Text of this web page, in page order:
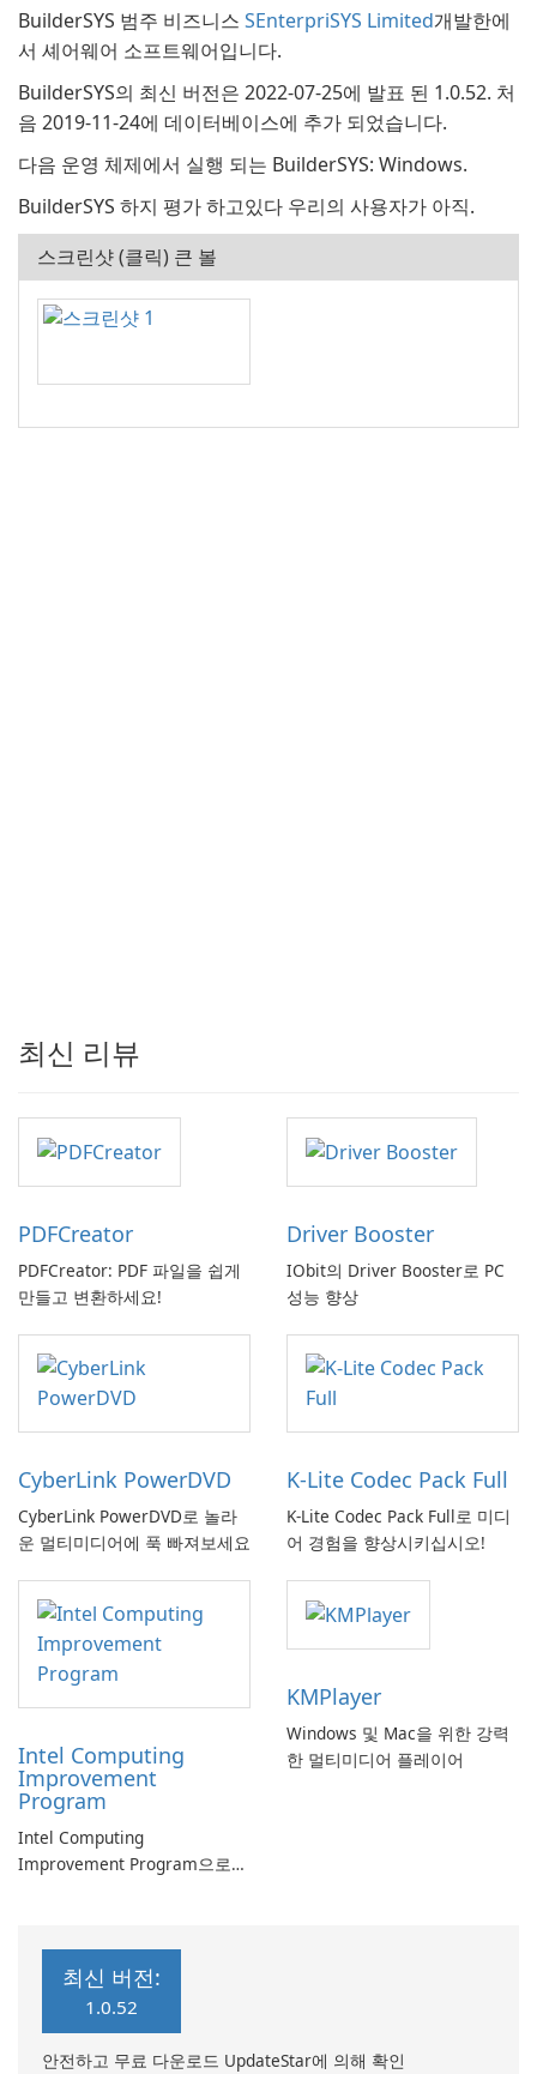
BuilderSYS 범주 비즈니스 SEnterpriSYS Limited개발한에
서 셰어웨어 소프트웨어입니다.
BuilderSYS의 최신 버전은 2022-07-25에 발표 된 1.0.52. 처
음 2019-11-24에 데이터베이스에 추가 되었습니다.
다음 운영 체제에서 실행 되는 BuilderSYS: Windows.
BuilderSYS 하지 평가 하고있다 우리의 사용자가 아직.
스크린샷 (클릭) 큰 볼
최신 리뷰
PDFCreator
PDFCreator: PDF 파일을 쉽게
만들고 변환하세요!
Driver Booster
IObit의 Driver Booster로 PC
성능 향상
CyberLink PowerDVD
CyberLink PowerDVD로 놀라
운 멀티미디어에 푹 빠져보세요
K-Lite Codec Pack Full
K-Lite Codec Pack Full로 미디
어 경험을 향상시키십시오!
Intel Computing
Improvement
Program
Intel Computing
Improvement Program으로
KMPlayer
Windows 및 Mac을 위한 강력
한 멀티미디어 플레이어
최신 버전:
1.0.52
안전하고 무료 다운로드 UpdateStar에 의해 확인